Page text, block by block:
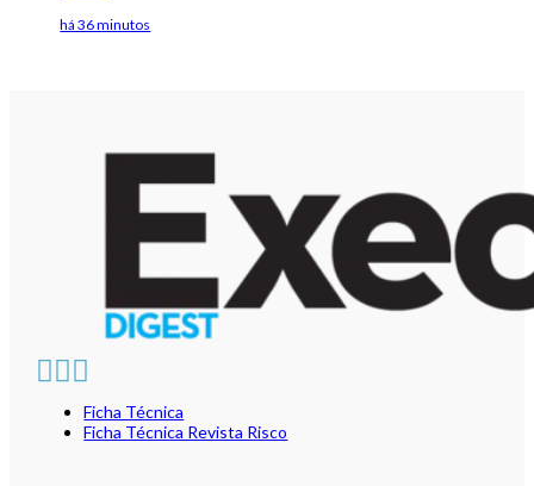
há 36 minutos
Ficha Técnica
Ficha Técnica Revista Risco